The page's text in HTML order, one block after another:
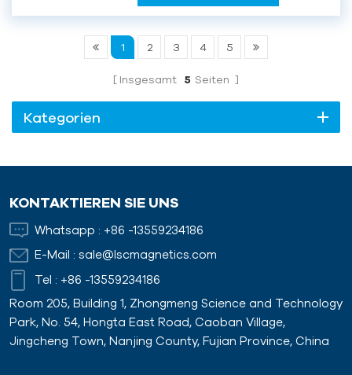
Produkt ist ein
Hochleistungsmaterial, das
speziell für die Bauindustrie
entwickelt wurde. Hergestellt
1 2 3 4 5
Insgesamt 5 Seiten
Kategorien
KONTAKTIEREN SIE UNS
Whatsapp : +86 -13559234186
E-Mail : sale@lscmagnetics.com
Tel : +86 -13559234186
Room 205, Building 1, Zhongmeng Science and Technology
Park, No. 54, Hongta East Road, Caoban Village,
Jingcheng Town, Nanjing County, Fujian Province, China